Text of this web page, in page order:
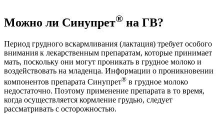
Можно ли Синупрет® на ГВ?
Период грудного вскармливания (лактация) требует особого
внимания к лекарственным препаратам, которые принимает
мать, поскольку они могут проникать в грудное молоко и
воздействовать на младенца. Информации о проникновении
компонентов препарата Синупрет® в грудное молоко
недостаточно. Поэтому применение препарата в то время,
когда осуществляется кормление грудью, следует
рассматривать с осторожностью.